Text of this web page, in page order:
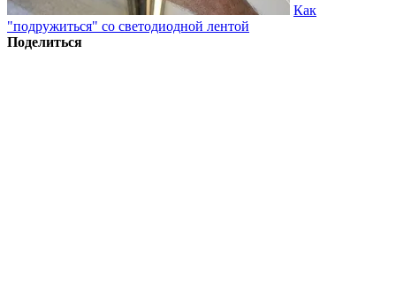
Как
"подружиться" со светодиодной лентой
Поделиться